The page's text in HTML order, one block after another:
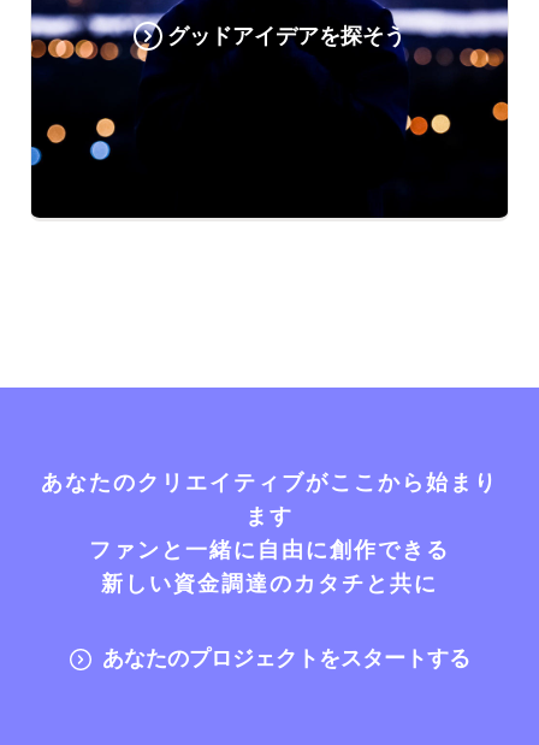
グッドアイデアを探そう
あなたのクリエイティブがここから始まり
ます
ファンと一緒に自由に創作できる
新しい資金調達のカタチと共に
あなたのプロジェクトをスタートする